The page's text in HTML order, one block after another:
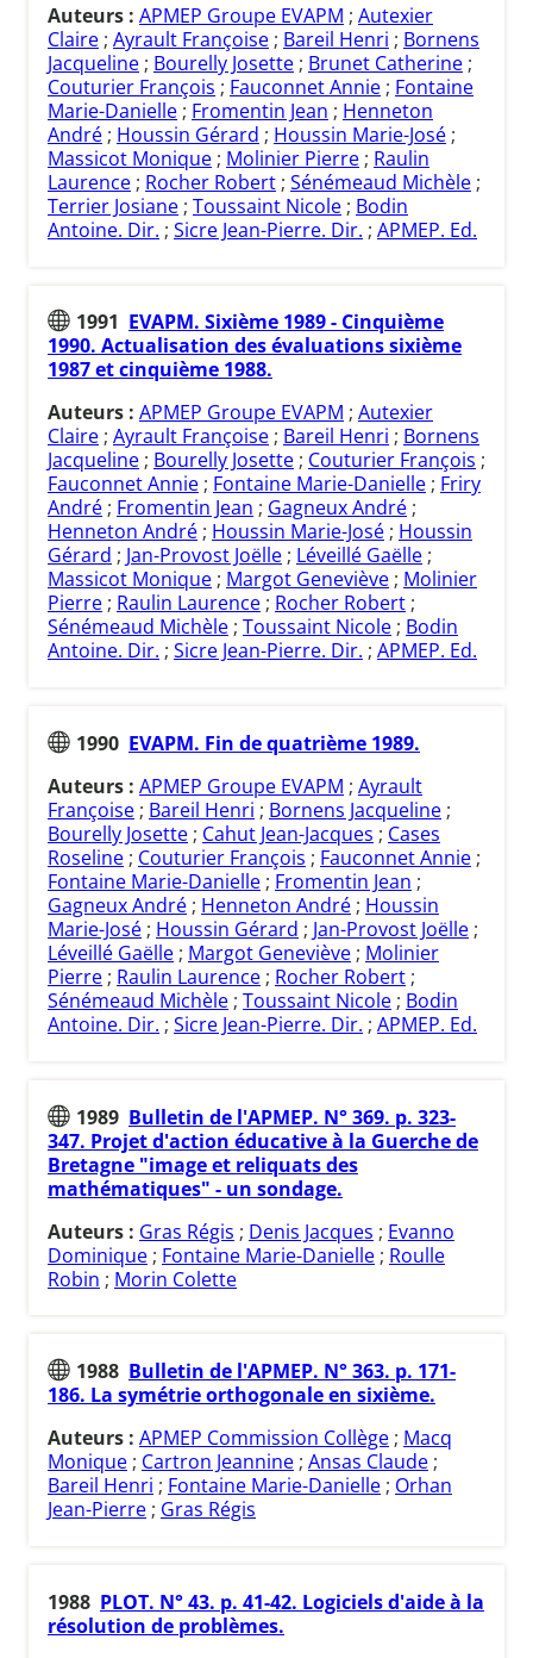
Auteurs : APMEP Groupe EVAPM ; Autexier
Claire ; Ayrault Françoise ; Bareil Henri ; Bornens
Jacqueline ; Bourelly Josette ; Brunet Catherine ;
Couturier François ; Fauconnet Annie ; Fontaine
Marie-Danielle ; Fromentin Jean ; Henneton
André ; Houssin Gérard ; Houssin Marie-José ;
Massicot Monique ; Molinier Pierre ; Raulin
Laurence ; Rocher Robert ; Sénémeaud Michèle ;
Terrier Josiane ; Toussaint Nicole ; Bodin
Antoine. Dir. ; Sicre Jean-Pierre. Dir. ; APMEP. Ed.
1991 EVAPM. Sixième 1989 - Cinquième
1990. Actualisation des évaluations sixième
1987 et cinquième 1988.
Auteurs : APMEP Groupe EVAPM ; Autexier
Claire; Ayrault Françoise; Bareil Henri ; Bornens
Jacqueline; Bourelly Josette; Couturier François ;
Fauconnet Annie; Fontaine Marie-Danielle; Friry
André; Fromentin Jean ; Gagneux André;
Henneton André; Houssin Marie-José; Houssin
Gérard ; Jan-Provost Joëlle; Léveillé Gaëlle;
Massicot Monique; Margot Geneviève; Molinier
Pierre; Raulin Laurence; Rocher Robert;
Sénémeaud Michèle; Toussaint Nicole; Bodin
Antoine. Dir. ; Sicre Jean-Pierre. Dir. ; APMEP. Ed.
1990 EVAPM. Fin de quatrième 1989.
Auteurs : APMEP Groupe EVAPM ; Ayrault
Françoise ; Bareil Henri ; Bornens Jacqueline ;
Bourelly Josette ; Cahut Jean-Jacques ; Cases
Roseline ; Couturier François ; Fauconnet Annie ;
Fontaine Marie-Danielle ; Fromentin Jean ;
Gagneux André ; Henneton André ; Houssin
Marie-José ; Houssin Gérard ; Jan-Provost Joëlle ;
Léveillé Gaëlle ; Margot Geneviève ; Molinier
Pierre ; Raulin Laurence ; Rocher Robert ;
Sénémeaud Michèle ; Toussaint Nicole ; Bodin
Antoine. Dir. ; Sicre Jean-Pierre. Dir. ; APMEP. Ed.
1989 Bulletin de l'APMEP. N° 369. p. 323-
347. Projet d'action éducative à la Guerche de
Bretagne "image et reliquats des
mathématiques" - un sondage.
Auteurs : Gras Régis ; Denis Jacques ; Evanno
Dominique ; Fontaine Marie-Danielle ; Roulle
Robin ; Morin Colette
1988 Bulletin de l'APMEP. N° 363. p. 171-
186. La symétrie orthogonale en sixième.
Auteurs : APMEP Commission Collège ; Macq
Monique ; Cartron Jeannine ; Ansas Claude ;
Bareil Henri ; Fontaine Marie-Danielle ; Orhan
Jean-Pierre ; Gras Régis
1988 PLOT. N° 43. p. 41-42. Logiciels d'aide à la
résolution de problèmes.